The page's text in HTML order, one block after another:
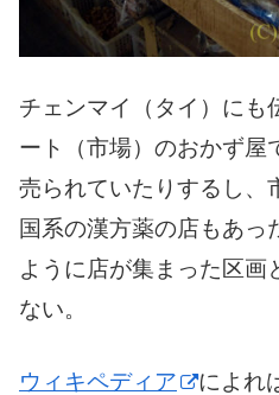
チェンマイ（タイ）にも
ート（市場）のおかず屋
売られていたりするし、
国系の漢方薬の店もあっ
ように店が集まった区画
ない。
ウィキペディア
によれ